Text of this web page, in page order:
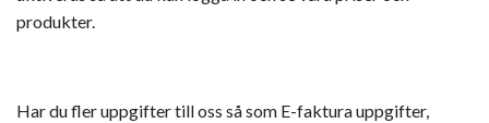
produkter.
Har du fler uppgifter till oss så som E-faktura uppgifter,